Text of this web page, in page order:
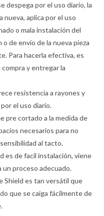
despega por el uso diario, la
nueva, aplica por el uso
o mala instalación del
de envío de la nueva pieza
Para hacerla efectiva, es
y entregar la
resistencia a rayones y
el uso diario.
pre cortado a la medida de
necesarios para no
al tacto.
es de facil instalación, viene
un proceso adecuado.
Shield es tan versátil que
que se caiga fácilmente de